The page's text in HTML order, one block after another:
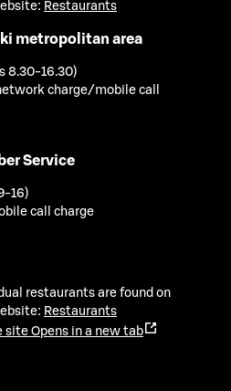
Restaurants
metropolitan area
8.30-16.30)
charge/mobile call
Service
16)
call charge
restaurants are found on
Restaurants
site Opens in a new tab